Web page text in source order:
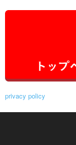
privacy policy